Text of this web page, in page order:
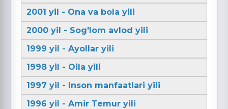
2001 yil - Ona va bola yili
2000 yil - Sog'lom avlod yili
1999 yil - Ayollar yili
1998 yil - Oila yili
1997 yil - Inson manfaatlari yili
1996 yil - Amir Temur yili